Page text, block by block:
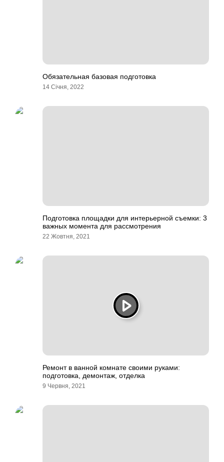
Обязательная базовая подготовка
14 Січня, 2022
Подготовка площадки для интерьерной съемки: 3
важных момента для рассмотрения
22 Жовтня, 2021
Ремонт в ванной комнате своими руками:
подготовка, демонтаж, отделка
9 Червня, 2021